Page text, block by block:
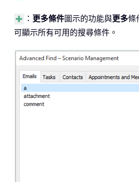
： 更多條件圖示的功能與更多條
可顯示所有可用的搜尋條件。